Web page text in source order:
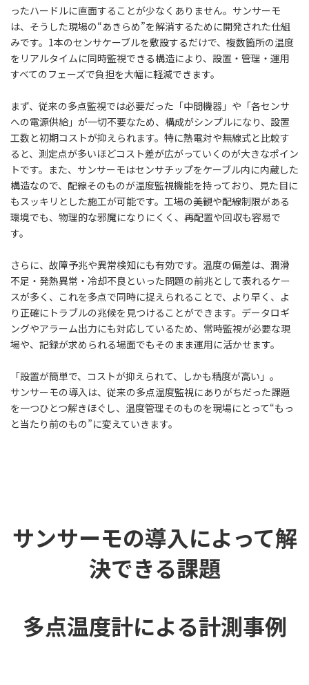
ったハードルに直面することが少なくありません。サンサーモ
は、そうした現場の“あきらめ”を解消するために開発された仕組
みです。1本のセンサケーブルを敷設するだけで、複数箇所の温度
をリアルタイムに同時監視できる構造により、設置・管理・運用
すべてのフェーズで負担を大幅に軽減できます。
まず、従来の多点監視では必要だった「中間機器」や「各センサ
への電源供給」が一切不要なため、構成がシンプルになり、設置
工数と初期コストが抑えられます。特に熱電対や無線式と比較す
ると、測定点が多いほどコスト差が広がっていくのが大きなポイン
トです。また、サンサーモはセンサチップをケーブル内に内蔵した
構造なので、配線そのものが温度監視機能を持っており、見た目に
もスッキリとした施工が可能です。工場の美観や配線制限がある
環境でも、物理的な邪魔になりにくく、再配置や回収も容易で
す。
さらに、故障予兆や異常検知にも有効です。温度の偏差は、潤滑
不足・発熱異常・冷却不良といった問題の前兆として表れるケー
スが多く、これを多点で同時に捉えられることで、より早く、よ
り正確にトラブルの兆候を見つけることができます。データロギ
ングやアラーム出力にも対応しているため、常時監視が必要な現
場や、記録が求められる場面でもそのまま運用に活かせます。
「設置が簡単で、コストが抑えられて、しかも精度が高い」。
サンサーモの導入は、従来の多点温度監視にありがちだった課題
を一つひとつ解きほぐし、温度管理そのものを現場にとって“もっ
と当たり前のもの”に変えていきます。
サンサーモの導入によって解
決できる課題
多点温度計による計測事例